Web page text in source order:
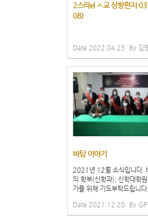
2스라el ㅅ교 상황편지
08)
Date 2022.04.25 By 김
바탐 이야기
2021년 12월 소식입니다.
의 학부(신학과), 신학대학
가를 위해 기도부탁드립니다.
Date 2021.12.20 By GP